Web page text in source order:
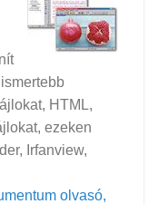
HTML,
ezeken
Irfanview,
olvasó,